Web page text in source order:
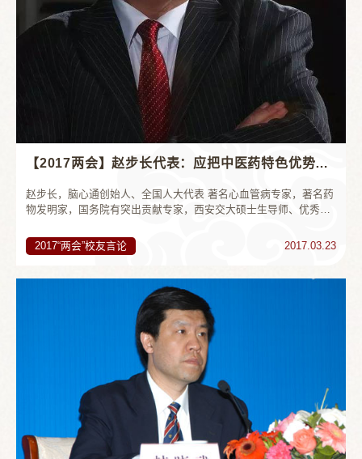
【2017两会】赵步长代表：应把中医药特色优势转化为国家优势
赵步长，脑心通创始人、全国人大代表 著名心血管病专家，著名药
物发明家，国务院有突出贡献专家，西安交大硕士生导师、优秀中
家，美国中华医学会高级顾问...
2017“两会”校友言论 2017.03.23